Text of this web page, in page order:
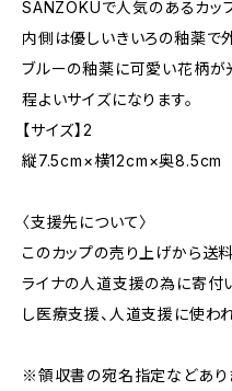
SANZOKUで人気のあるカップ
内側は優しいきいろの釉薬で
ブルーの釉薬に可愛い花柄が
程よいサイズになります。
【サイズ】2
縦7.5cm×横12cm×奥8.5cm
〈支援先について〉
このカップの売り上げから送
ライナの人道支援の為に寄付
し医療支援、人道支援に使わ
※領収書の宛名指定などあり